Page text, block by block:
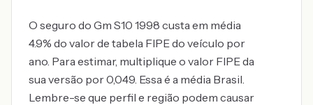
O seguro do Gm S10 1998 custa em média
4.9% do valor de tabela FIPE do veículo por
ano. Para estimar, multiplique o valor FIPE da
sua versão por 0,049. Essa é a média Brasil.
Lembre-se que perfil e região podem causar